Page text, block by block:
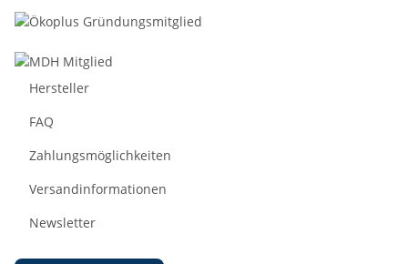
Hersteller
FAQ
Zahlungsmöglichkeiten
Versandinformationen
Newsletter